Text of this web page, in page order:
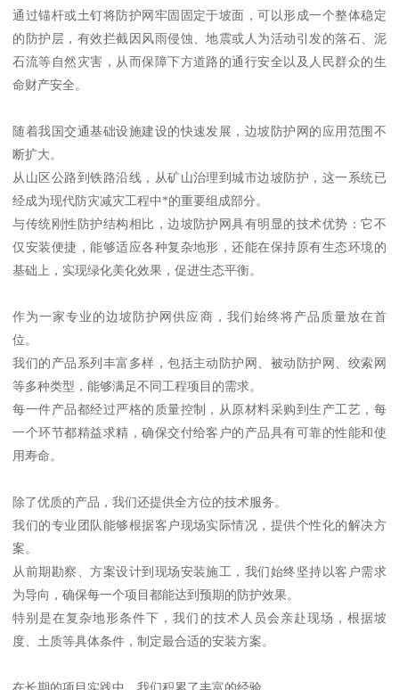
通过锚杆或土钉将防护网牢固固定于坡面，可以形成一个整体稳定
的防护层，有效拦截因风雨侵蚀、地震或人为活动引发的落石、泥
石流等自然灾害，从而保障下方道路的通行安全以及人民群众的生
命财产安全。
随着我国交通基础设施建设的快速发展，边坡防护网的应用范围不
断扩大。
从山区公路到铁路沿线，从矿山治理到城市边坡防护，这一系统已
经成为现代防灾减灾工程中*的重要组成部分。
与传统刚性防护结构相比，边坡防护网具有明显的技术优势：它不
仅安装便捷，能够适应各种复杂地形，还能在保持原有生态环境的
基础上，实现绿化美化效果，促进生态平衡。
作为一家专业的边坡防护网供应商，我们始终将产品质量放在首
位。
我们的产品系列丰富多样，包括主动防护网、被动防护网、绞索网
等多种类型，能够满足不同工程项目的需求。
每一件产品都经过严格的质量控制，从原材料采购到生产工艺，每
一个环节都精益求精，确保交付给客户的产品具有可靠的性能和使
用寿命。
除了优质的产品，我们还提供全方位的技术服务。
我们的专业团队能够根据客户现场实际情况，提供个性化的解决方
案。
从前期勘察、方案设计到现场安装施工，我们始终坚持以客户需求
为导向，确保每一个项目都能达到预期的防护效果。
特别是在复杂地形条件下，我们的技术人员会亲赴现场，根据坡
度、土质等具体条件，制定最合适的安装方案。
在长期的项目实践中，我们积累了丰富的经验。